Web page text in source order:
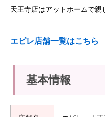
天王寺店はアットホームで親
エピレ店舗一覧はこちら
基本情報